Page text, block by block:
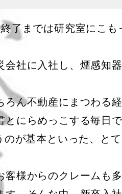
了までは研究室にこも
社に入社し、煙感知
ん不動産にまつわる
にらめっこする毎日
が基本といった、と
様からのクレームも多